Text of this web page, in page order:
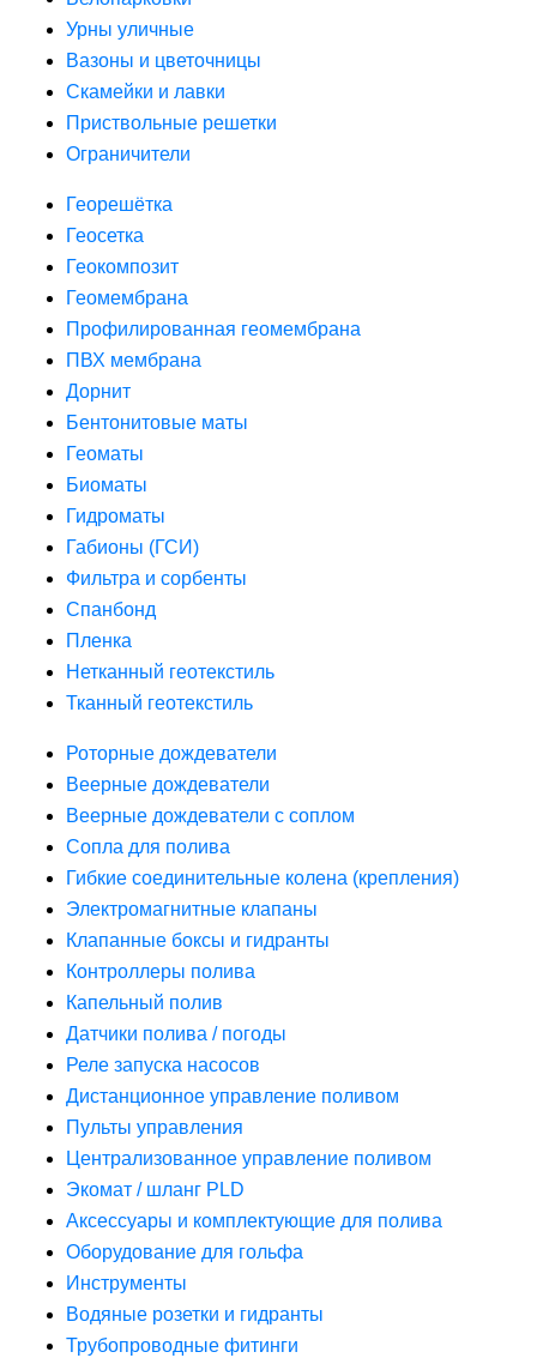
Урны уличные
Вазоны и цветочницы
Скамейки и лавки
Приствольные решетки
Ограничители
Георешётка
Геосетка
Геокомпозит
Геомембрана
Профилированная геомембрана
ПВХ мембрана
Дорнит
Бентонитовые маты
Геоматы
Биоматы
Гидроматы
Габионы (ГСИ)
Фильтра и сорбенты
Спанбонд
Пленка
Нетканный геотекстиль
Тканный геотекстиль
Роторные дождеватели
Веерные дождеватели
Веерные дождеватели с соплом
Сопла для полива
Гибкие соединительные колена (крепления)
Электромагнитные клапаны
Клапанные боксы и гидранты
Контроллеры полива
Капельный полив
Датчики полива / погоды
Реле запуска насосов
Дистанционное управление поливом
Пульты управления
Централизованное управление поливом
Экомат / шланг PLD
Аксессуары и комплектующие для полива
Оборудование для гольфа
Инструменты
Водяные розетки и гидранты
Трубопроводные фитинги